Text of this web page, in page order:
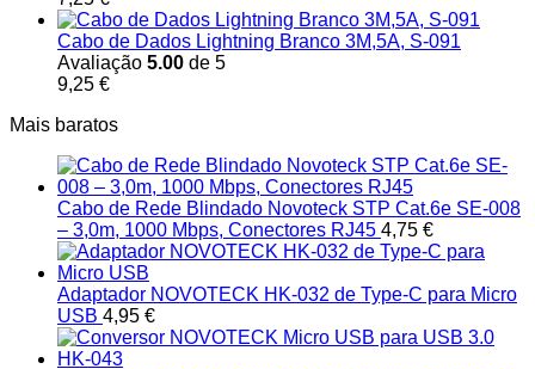
Cabo de Dados Lightning Branco 3M,5A, S-091
Avaliação 5.00 de 5
9,25 €
Mais baratos
Cabo de Rede Blindado Novoteck STP Cat.6e SE-008
– 3,0m, 1000 Mbps, Conectores RJ45 4,75 €
Adaptador NOVOTECK HK-032 de Type-C para Micro
USB 4,95 €